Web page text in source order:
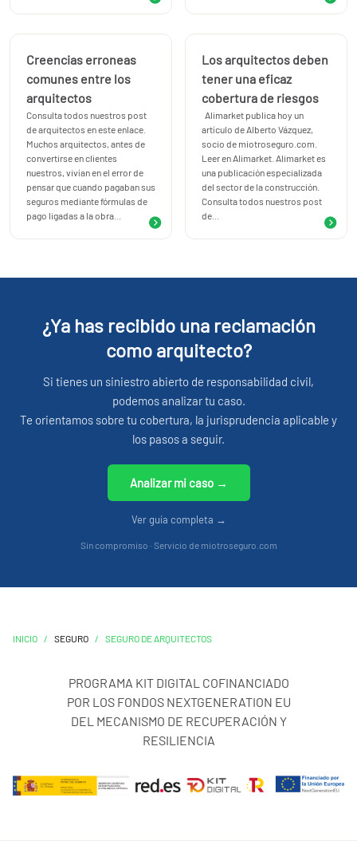
Creencias erroneas
comunes entre los
arquitectos
Consulta todos nuestros post
de arquitectos en este enlace.
Muchos arquitectos, antes de
convertirse en clientes
nuestros, vivían en el error de
pensar que cuando pagaban sus
seguros mediante fórmulas de
pago ligadas a la obra...
Los arquitectos deben
tener una eficaz
cobertura de riesgos
Alimarket publica hoy un
artículo de Alberto Vázquez,
socio de miotroseguro.com.
Leer en Alimarket. Alimarket es
una publicación especializada
del sector de la construcción.
Consulta todos nuestros post
de...
¿Ya has recibido una reclamación
como arquitecto?
Si tienes un siniestro abierto de responsabilidad civil,
podemos analizar tu caso.
Te orientamos sobre tu cobertura, la jurisprudencia aplicable y
los pasos a seguir.
Analizar mi caso →
Ver guía completa →
Sin compromiso · Servicio de miotroseguro.com
INICIO / SEGURO / SEGURO DE ARQUITECTOS
PROGRAMA KIT DIGITAL COFINANCIADO
POR LOS FONDOS NEXTGENERATION EU
DEL MECANISMO DE RECUPERACIÓN Y
RESILIENCIA